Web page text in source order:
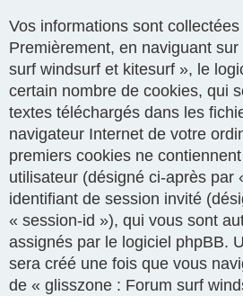
Vos informations sont
Premièrement, en naviguant
surf windsurf et kitesurf », le
certain nombre de cookies, qui
textes téléchargés dans les
navigateur Internet de votre
premiers cookies ne
utilisateur (désigné ci-après par
identifiant de session invité
« session-id »), qui vous sont
assignés par le logiciel phpBB.
sera créé une fois que vous
de « glisszone : Forum surf